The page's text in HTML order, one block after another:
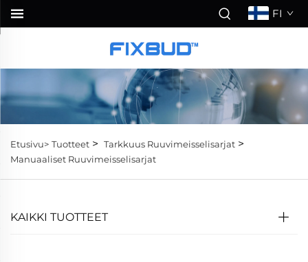
FI
Etusivu> Tuotteet > Tarkkuus Ruuvimeisselisarjat >
Manuaaliset Ruuvimeisselisarjat
KAIKKI TUOTTEET